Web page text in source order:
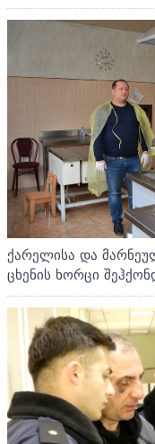
ქარელისა და
ცხენის ხორცი